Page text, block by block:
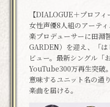
【DIALOGUE＋プロフィ
女性声優8人組のアーテ
楽プロデューサーに田淵
GARDEN）を迎え、「
ビュー。最新シングル「
YouTube300万再生突破
意味するユニット名の通
楽曲を届ける。